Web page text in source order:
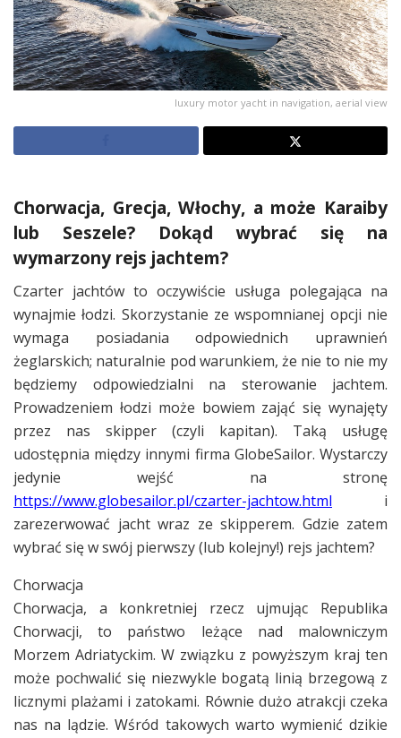
luxury motor yacht in navigation, aerial view
Chorwacja, Grecja, Włochy, a może Karaiby
lub Seszele? Dokąd wybrać się na
wymarzony rejs jachtem?
Czarter jachtów to oczywiście usługa polegająca na
wynajmie łodzi. Skorzystanie ze wspomnianej opcji nie
wymaga posiadania odpowiednich uprawnień
żeglarskich; naturalnie pod warunkiem, że nie to nie my
będziemy odpowiedzialni na sterowanie jachtem.
Prowadzeniem łodzi może bowiem zająć się wynajęty
przez nas skipper (czyli kapitan). Taką usługę
udostępnia między innymi firma GlobeSailor. Wystarczy
jedynie wejść na stronę
https://www.globesailor.pl/czarter-jachtow.html
i
zarezerwować jacht wraz ze skipperem. Gdzie zatem
wybrać się w swój pierwszy (lub kolejny!) rejs jachtem?
Chorwacja
Chorwacja, a konkretniej rzecz ujmując Republika
Chorwacji, to państwo leżące nad malowniczym
Morzem Adriatyckim. W związku z powyższym kraj ten
może pochwalić się niezwykle bogatą linią brzegową z
licznymi plażami i zatokami. Równie dużo atrakcji czeka
nas na lądzie. Wśród takowych warto wymienić dzikie